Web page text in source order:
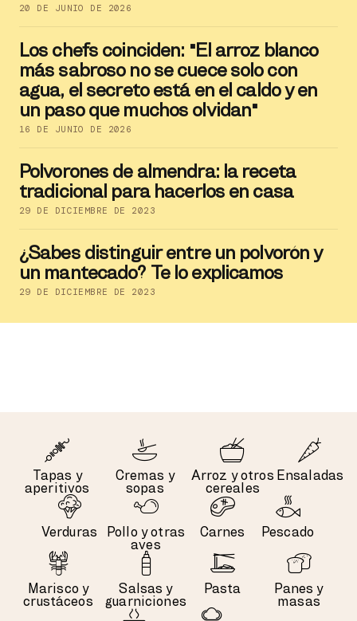
20 DE JUNIO DE 2026
Los chefs coinciden: "El arroz blanco
más sabroso no se cuece solo con
agua, el secreto está en el caldo y en
un paso que muchos olvidan"
16 DE JUNIO DE 2026
Polvorones de almendra: la receta
tradicional para hacerlos en casa
29 DE DICIEMBRE DE 2023
¿Sabes distinguir entre un polvorón y
un mantecado? Te lo explicamos
29 DE DICIEMBRE DE 2023
Tapas y
aperitivos
Cremas y
sopas
Arroz y otros
cereales
Ensaladas
Verduras
Pollo y otras
aves
Carnes Pescado
Marisco y
crustáceos
Salsas y
guarniciones
Pasta
Panes y
masas